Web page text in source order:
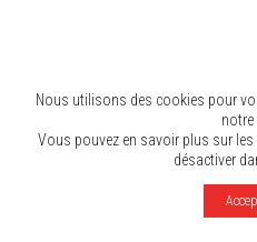
© 2026 Mont
Nous utilisons des cookies pour
notre
Vous pouvez en savoir plus sur
désactiver